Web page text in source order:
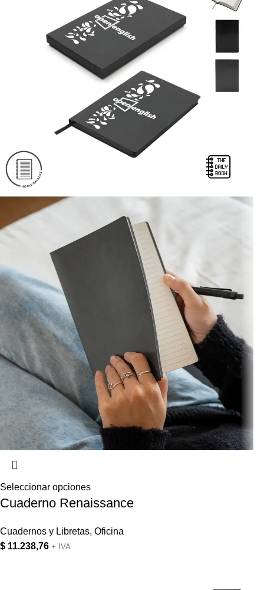
Seleccionar opciones
Cuaderno Renaissance
Cuadernos y Libretas, Oficina
$ 11.238,76 + IVA